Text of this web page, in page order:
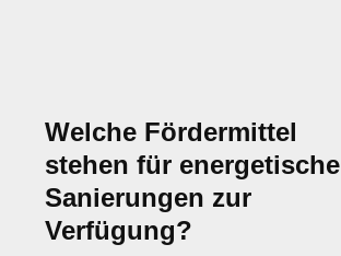
Welche Fördermittel
stehen für energetische
Sanierungen zur
Verfügung?